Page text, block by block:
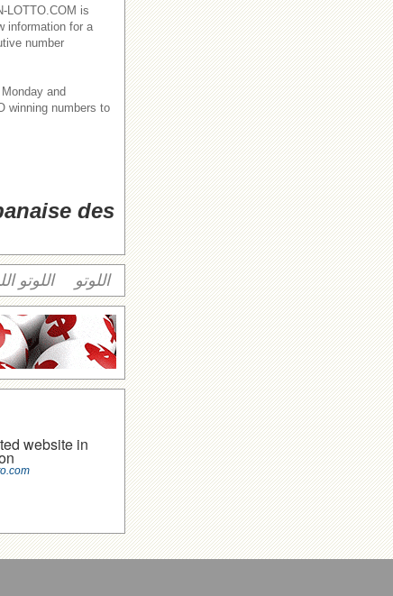
LOTTO.COM is
information for a
number
and
winning numbers to
des
اللوتو اللوتو
website in